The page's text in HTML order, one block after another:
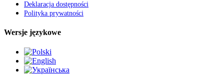
Deklaracja dostępności
Polityka prywatności
Wersje językowe